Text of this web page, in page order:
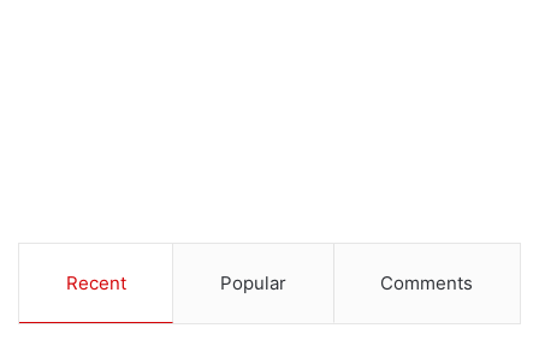
Recent Popular Comments